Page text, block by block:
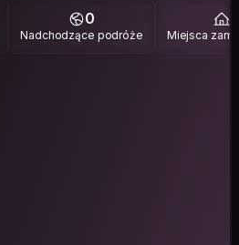
0
Nadchodzące podróże Miejsca